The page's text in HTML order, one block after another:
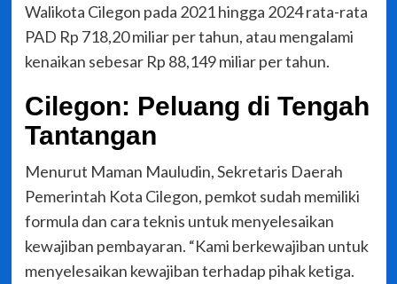
Walikota Cilegon pada 2021 hingga 2024 rata-rata
PAD Rp 718,20 miliar per tahun, atau mengalami
kenaikan sebesar Rp 88,149 miliar per tahun.
Cilegon: Peluang di Tengah
Tantangan
Menurut Maman Mauludin, Sekretaris Daerah
Pemerintah Kota Cilegon, pemkot sudah memiliki
formula dan cara teknis untuk menyelesaikan
kewajiban pembayaran. “Kami berkewajiban untuk
menyelesaikan kewajiban terhadap pihak ketiga.